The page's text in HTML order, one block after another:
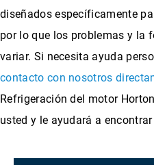
diseñados específicamente
por lo que los problemas y la
variar. Si necesita ayuda
contacto con nosotros
Refrigeración del motor
usted y le ayudará a